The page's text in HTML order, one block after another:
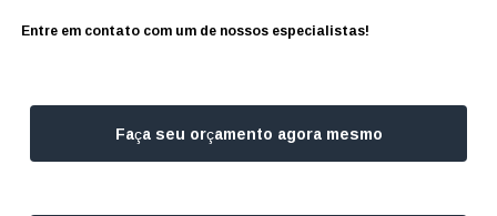
Entre em contato com um de nossos especialistas!
Faça seu orçamento agora mesmo